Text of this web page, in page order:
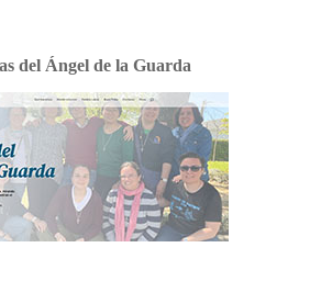
del Ángel de la Guarda